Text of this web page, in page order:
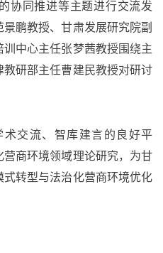
协同推进等主题进行交流发
鹏教授、甘肃发展研究院副
中心主任张梦茜教授围绕主
研部主任曹建民教授对研讨
术交流、智库建言的良好平
商环境领域理论研究，为甘
转型与法治化营商环境优化